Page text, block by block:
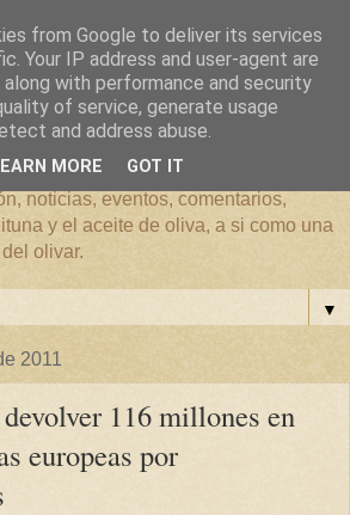
Olivar
noticias, eventos, comentarios,
y el aceite de oliva, a si como una
olivar.
▼
2011
116 millones en
europeas por
from Google to deliver its services
Your IP address and user-agent are
with performance and security
of service, generate usage
and address abuse.
MORE GOT IT